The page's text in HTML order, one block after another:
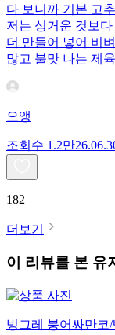
다 보니까 기본 고
저는 싱거운 것보
더 만들어 넣어 비
많고 불맛 나는 제
으앵
조회수 1.2만
182
더보기
이 리뷰를 본 유
빙그레 붕어싸만코